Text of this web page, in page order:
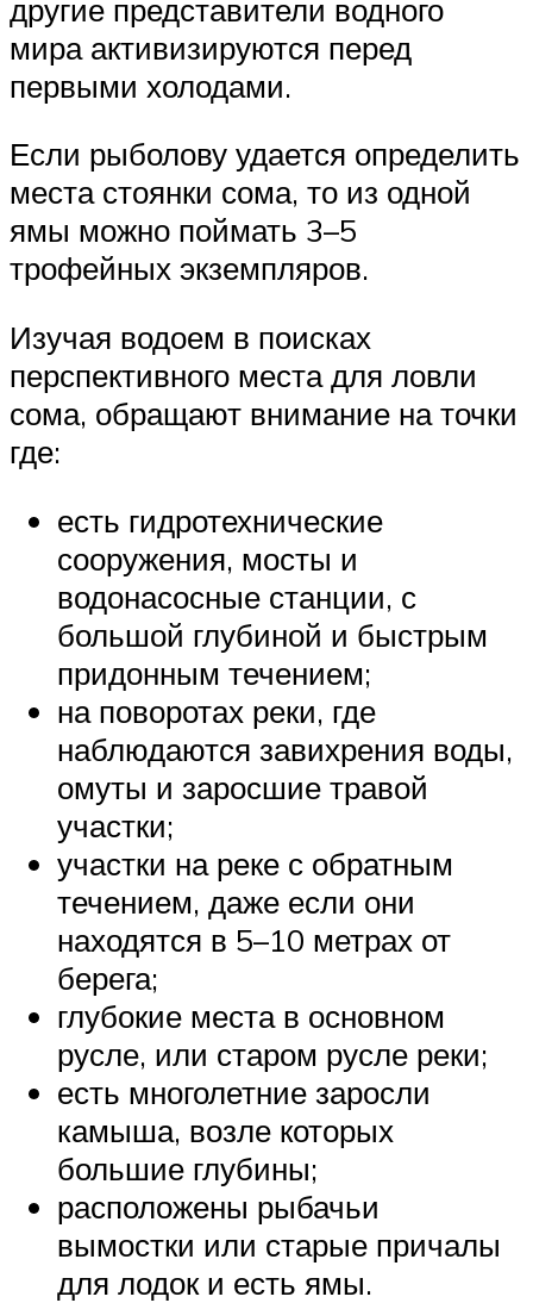
другие представители водного
мира активизируются перед
первыми холодами.
Если рыболову удается определить
места стоянки сома, то из одной
ямы можно поймать 3–5
трофейных экземпляров.
Изучая водоем в поисках
перспективного места для ловли
сома, обращают внимание на точки
где:
есть гидротехнические
сооружения, мосты и
водонасосные станции, с
большой глубиной и быстрым
придонным течением;
на поворотах реки, где
наблюдаются завихрения воды,
омуты и заросшие травой
участки;
участки на реке с обратным
течением, даже если они
находятся в 5–10 метрах от
берега;
глубокие места в основном
русле, или старом русле реки;
есть многолетние заросли
камыша, возле которых
большие глубины;
расположены рыбачьи
вымостки или старые причалы
для лодок и есть ямы.